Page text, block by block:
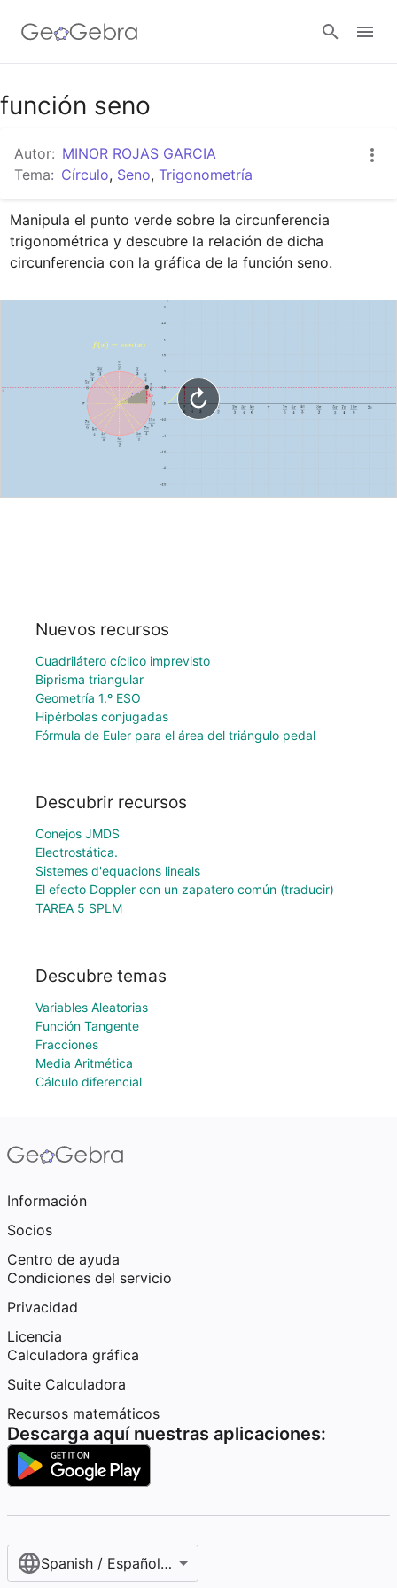
Google Classroom
GeoGebra Classroom
Abrir sesión
función seno
Autor: MINOR ROJAS GARCIA
Tema: Círculo, Seno, Trigonometría
Manipula el punto verde sobre la circunferencia
trigonométrica y descubre la relación de dicha
circunferencia con la gráfica de la función seno.
Nuevos recursos
Cuadrilátero cíclico imprevisto
Biprisma triangular
Geometría 1.º ESO
Hipérbolas conjugadas
Fórmula de Euler para el área del triángulo pedal
Descubrir recursos
Conejos JMDS
Electrostática.
Sistemes d'equacions lineals
El efecto Doppler con un zapatero común (traducir)
TAREA 5 SPLM
Descubre temas
Variables Aleatorias
Función Tangente
Fracciones
Media Aritmética
Cálculo diferencial
Información
Socios
Centro de ayuda
Condiciones del servicio
Privacidad
Licencia
Calculadora gráfica
Suite Calculadora
Recursos matemáticos
Descarga aquí nuestras aplicaciones:
Spanish / Español (internacional)